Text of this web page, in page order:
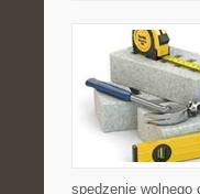
spędzenie wolnego